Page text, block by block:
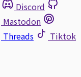
Discord
Mastodon
Threads
Tiktok